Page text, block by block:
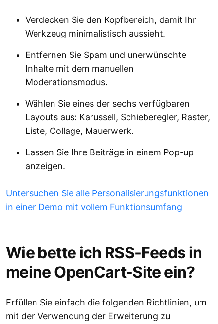
Verdecken Sie den Kopfbereich, damit Ihr
Werkzeug minimalistisch aussieht.
Entfernen Sie Spam und unerwünschte
Inhalte mit dem manuellen
Moderationsmodus.
Wählen Sie eines der sechs verfügbaren
Layouts aus: Karussell, Schieberegler, Raster,
Liste, Collage, Mauerwerk.
Lassen Sie Ihre Beiträge in einem Pop-up
anzeigen.
Untersuchen Sie alle Personalisierungsfunktionen
in einer Demo mit vollem Funktionsumfang
Wie bette ich RSS-Feeds in
meine OpenCart-Site ein?
Erfüllen Sie einfach die folgenden Richtlinien, um
mit der Verwendung der Erweiterung zu